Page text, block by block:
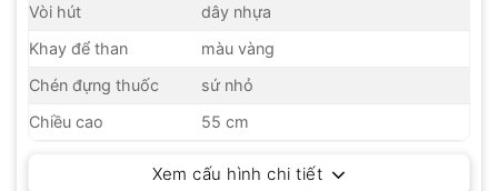
Vòi hút
dây nhựa
Khay để than
màu vàng
Chén đựng thuốc
sứ nhỏ
Chiều cao
55 cm
Xem cấu hình chi tiết